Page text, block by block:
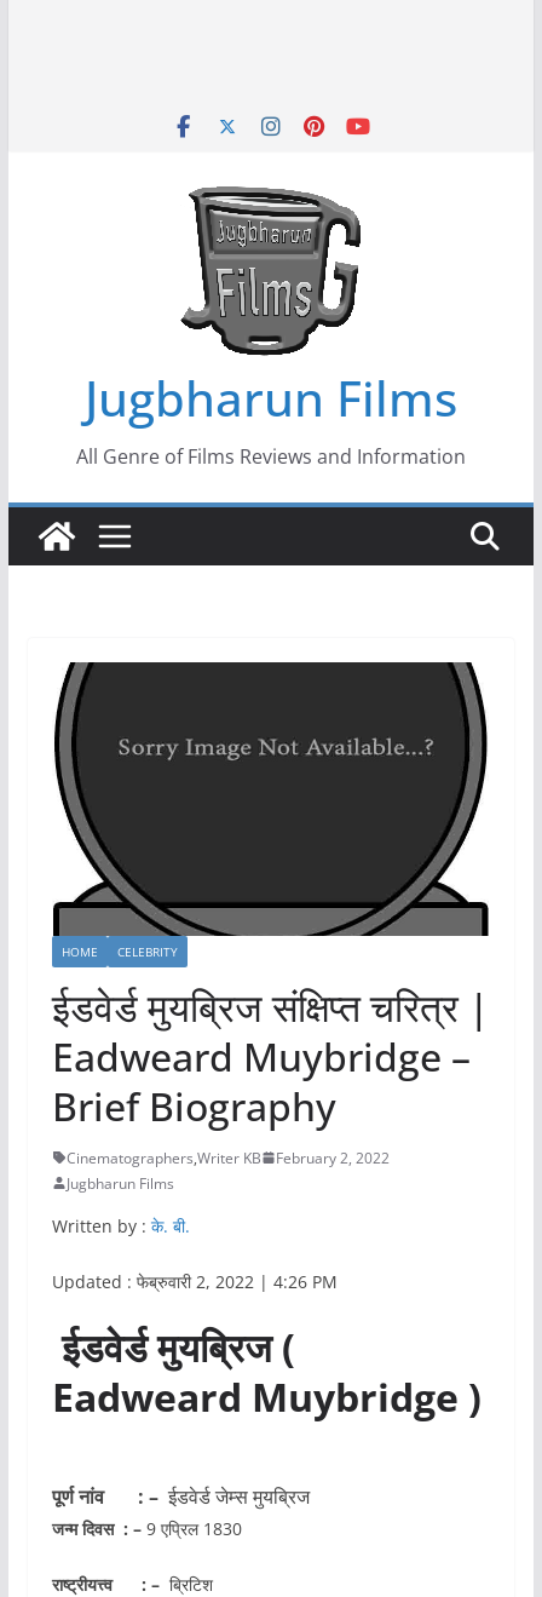
Jugbharun Films
All Genre of Films Reviews and Information
HOME CELEBRITY
ईडवेर्ड मुयब्रिज संक्षिप्त चरित्र |
Eadweard Muybridge –
Brief Biography
Cinematographers,Writer KB
February 2, 2022
Jugbharun Films
Written by : के. बी.
Updated : फेब्रुवारी 2, 2022 | 4:26 PM
ईडवेर्ड मुयब्रिज (
Eadweard Muybridge )
पूर्ण नांव : – ईडवेर्ड जेम्स मुयब्रिज
जन्म दिवस : –9 एप्रिल 1830
राष्ट्रीयत्त्व : –ब्रिटिश